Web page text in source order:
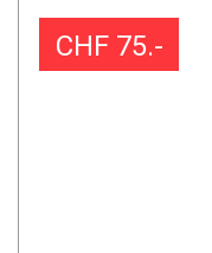
CHF 75.-